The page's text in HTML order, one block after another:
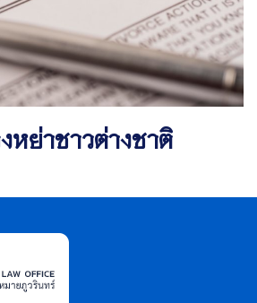
หย่าชาวต่างชาติ